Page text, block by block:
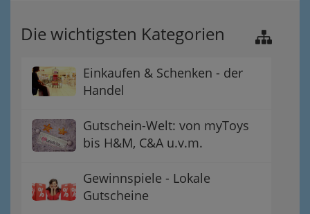
Die wichtigsten Kategorien
Einkaufen & Schenken - der
Handel
Gutschein-Welt: von myToys
bis H&M, C&A u.v.m.
Gewinnspiele - Lokale
Gutscheine